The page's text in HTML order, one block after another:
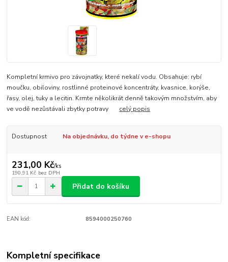
Kompletní krmivo pro závojnatky, které nekalí vodu. Obsahuje: rybí
moučku, obiloviny, rostlinné proteinové koncentráty, kvasnice, korýše,
řasy, olej, tuky a lecitin. Krmte několikrát denně takovým množstvím, aby
ve vodě nezůstávali zbytky potravy celý popis
Dostupnost Na objednávku, do týdne v e-shopu
231,00 Kč/ks
190,91 Kč bez DPH
Přidat do košíku
EAN kód: 8594000250760
Kompletní specifikace